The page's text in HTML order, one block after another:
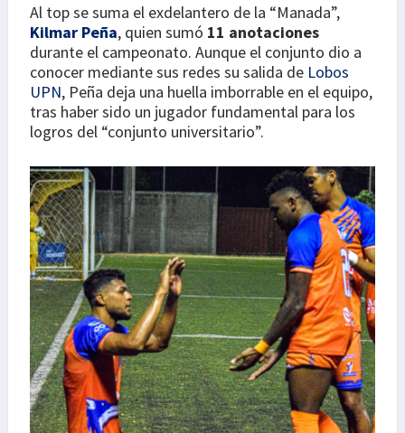
Al top se suma el exdelantero de la “Manada”,
Kilmar Peña, quien sumó 11 anotaciones
durante el campeonato. Aunque el conjunto dio a
conocer mediante sus redes su salida de Lobos
UPN, Peña deja una huella imborrable en el equipo,
tras haber sido un jugador fundamental para los
logros del “conjunto universitario”.